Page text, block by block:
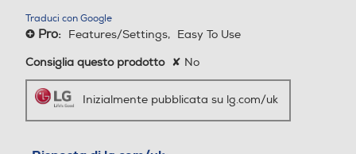
Altre funzioni
Smart TV Bluetooth
In sintonia con ciò che ti
piace
Soundbar Soundbar
Traduci con Google
+ Pro: Features/Settings, Easy To Use
Consiglia questo prodotto ✘ No
Inizialmente pubblicata su lg.com/uk